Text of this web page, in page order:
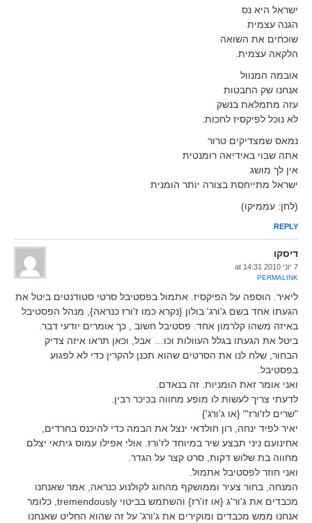
ישראל היא נס
הגנה עצמית
שוכחים את השואה
הלקאה עצמית.
אובמה המנוול
אנחנו שק החבטות
עזה מתמלאת בנשק
לא נוכל לפיקסיז לחכות.
נמאס שמצדיקים טרור
אתה שבוי באידיאה רומנטית
אין לך מושג
ישראל מתייחסת בצורה יותר הומנית
(לחן: עממיקו)
REPLY
דיסקו
7 יוני 2010 at 14:31
PERMALINK
ליאיר. הוספה על הפיקסיז. אתמול בפסטיבל סרטי סטודנטים ביטל את
הגעתו אחד בשם ג'ורג' בולון {נקרא כמו ז'ורז כנראה}, מנהל הפסטיבל
באיזה משהו קלרמון אחד. פסטיבל חשוב , כך אומרים יודעי דבר.
ביטל את הגעתו בגלל העוולות וכו… אבל, וכאן תראו איזה צדיק
הבחור, שלח לנו את הסרטים שהוא תכנן להקרין כדי לא לפגוע
בפסטיבל.
ואני אומר זאת הומניות. זה בנאדם.
לדעתי צריך לעשות לו מופע מחווה בכיכר רבין.
"שרים לז'ורז'" {או ג'ורג'}
יאיר לפיד ינחה, רון חולדאי ינצל את הבמה כדי להיכנס בחרדים,
אחינועם ניני תבצע שיר במיוחד לז'ורז. אולי אפילו עמוס גיתאי יצלם
מחווה בת שלוש דקות, סרט קצר על הגדר.
ואני חוזר לפסטיבל אתמול.
המנחה, בחור צעיר וממושקף מהחוג לקולנוע כנראה, אמר שאנחנו
מכבדים את ג'ור'ג {או זו'רז} והשתמש בביטוי tremendously, כלומר
אנחנו ממש מכבדים ומוקירים את ג'ורג' על זה שהוא החליט שאנחנו